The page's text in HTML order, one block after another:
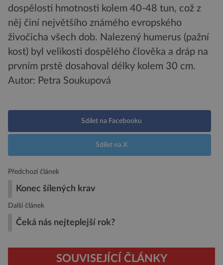
dospělosti hmotnosti kolem 40-48 tun, což z
něj činí největšího známého evropského
živočicha všech dob. Nalezený humerus (pažní
kost) byl velikosti dospělého člověka a dráp na
prvním prstě dosahoval délky kolem 30 cm.
Autor: Petra Soukupová
Sdílet na Facebooku
Sdílet na X
Předchozí článek
Konec šílených krav
Další článek
Čeká nás nejteplejší rok?
SOUVISEJÍCÍ ČLÁNKY